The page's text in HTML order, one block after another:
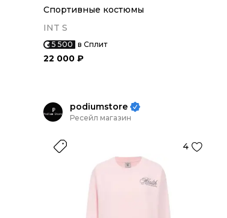
Спортивные костюмы
INT S
5 500 в Сплит
22 000 ₽
podiumstore
Ресейл магазин
4